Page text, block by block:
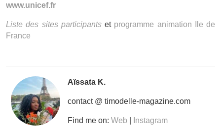
www.unicef.fr
Liste des sites participantset programme animation Ile de
France
Aïssata K.
contact @ timodelle-magazine.com
Find me on: Web Instagram